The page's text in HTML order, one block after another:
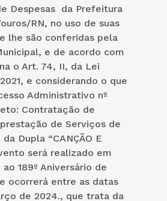
Despesas da Prefeitura
RN, no uso de suas
lhe são conferidas pela
e de acordo com
o Art. 74, II, da Lei
e considerando o que
Administrativo nº
Contratação de
de Serviços de
Dupla “CANÇÃO E
será realizado em
189º Aniversário de
ocorrerá entre as datas
de 2024., que trata da